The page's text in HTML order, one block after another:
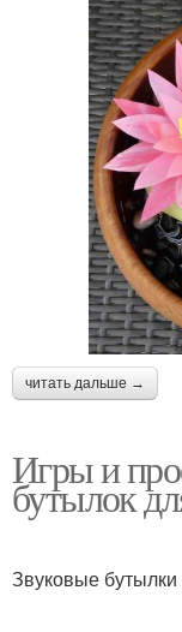
читать дальше →
Игры и
бутылок
Звуковые бутылки